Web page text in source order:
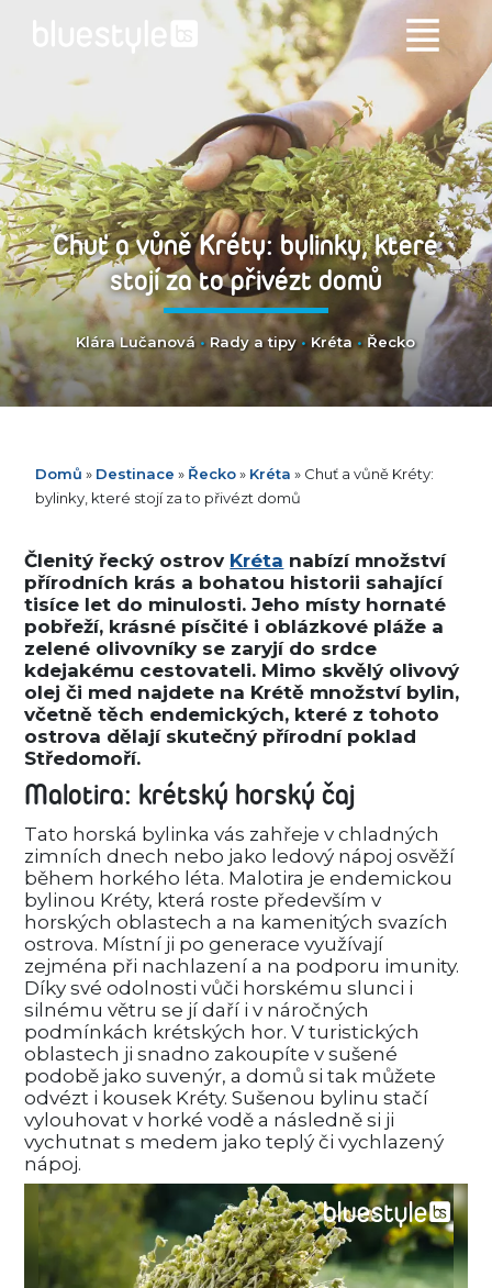
Chuť a vůně Kréty: bylinky, které
stojí za to přivézt domů
Klára Lučanová• Rady a tipy• Kréta •Řecko
Domů » Destinace » Řecko» Kréta » Chuť a vůně Kréty:
bylinky, které stojí za to přivézt domů
Členitý řecký ostrov Kréta nabízí množství
přírodních krás a bohatou historii sahající
tisíce let do minulosti. Jeho místy hornaté
pobřeží, krásné písčité i oblázkové pláže a
zelené olivovníky se zaryjí do srdce
kdejakému cestovateli. Mimo skvělý olivový
olej či med najdete na Krétě množství bylin,
včetně těch endemických, které z tohoto
ostrova dělají skutečný přírodní poklad
Středomoří.
Malotira: krétský horský čaj
Tato horská bylinka vás zahřeje v chladných
zimních dnech nebo jako ledový nápoj osvěží
během horkého léta. Malotira je endemickou
bylinou Kréty, která roste především v
horských oblastech a na kamenitých svazích
ostrova. Místní ji po generace využívají
zejména při nachlazení a na podporu imunity.
Díky své odolnosti vůči horskému slunci i
silnému větru se jí daří i v náročných
podmínkách krétských hor. V turistických
oblastech ji snadno zakoupíte v sušené
podobě jako suvenýr, a domů si tak můžete
odvézt i kousek Kréty. Sušenou bylinu stačí
vylouhovat v horké vodě a následně si ji
vychutnat s medem jako teplý či vychlazený
nápoj.